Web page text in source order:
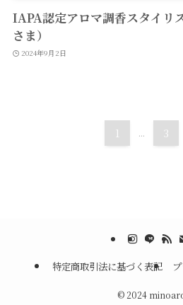
IAPA認定アロマ調香スタイ
さま）
2024年9月2日
1 ... 3
特定商取引法に基づく表記
© 2024